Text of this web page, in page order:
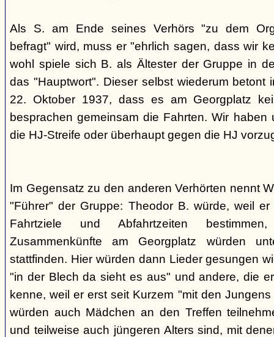
Als S. am Ende seines Verhörs "zu dem
befragt" wird, muss er "ehrlich sagen, dass wir
wohl spiele sich B. als Ältester der Gruppe in
das "Hauptwort". Dieser selbst wiederum betont
22. Oktober 1937, dass es am Georgplatz
besprachen gemeinsam die Fahrten. Wir
die HJ-Streife oder überhaupt gegen die HJ
Im Gegensatz zu den anderen Verhörten nennt
"Führer" der Gruppe: Theodor B. würde, weil
Fahrtziele und Abfahrtzeiten
Zusammenkünfte am Georgplatz würden
stattfinden. Hier würden dann Lieder gesungen
"in der Blech da sieht es aus" und andere, die
kenne, weil er erst seit Kurzem "mit den
würden auch Mädchen an den Treffen
und teilweise auch jüngeren Alters sind, mit